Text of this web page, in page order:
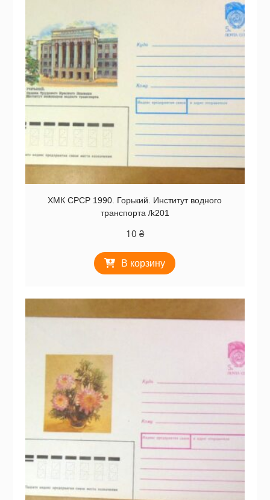
ХМК СРСР 1990. Горький. Институт водного
транспорта /k201
10 ₴
В корзину